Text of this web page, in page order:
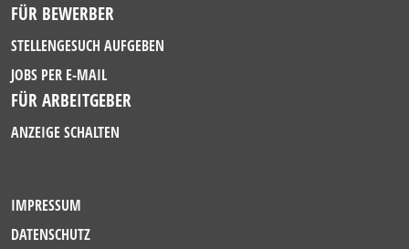
FÜR BEWERBER
STELLENGESUCH AUFGEBEN
JOBS PER E-MAIL
FÜR ARBEITGEBER
ANZEIGE SCHALTEN
IMPRESSUM
DATENSCHUTZ